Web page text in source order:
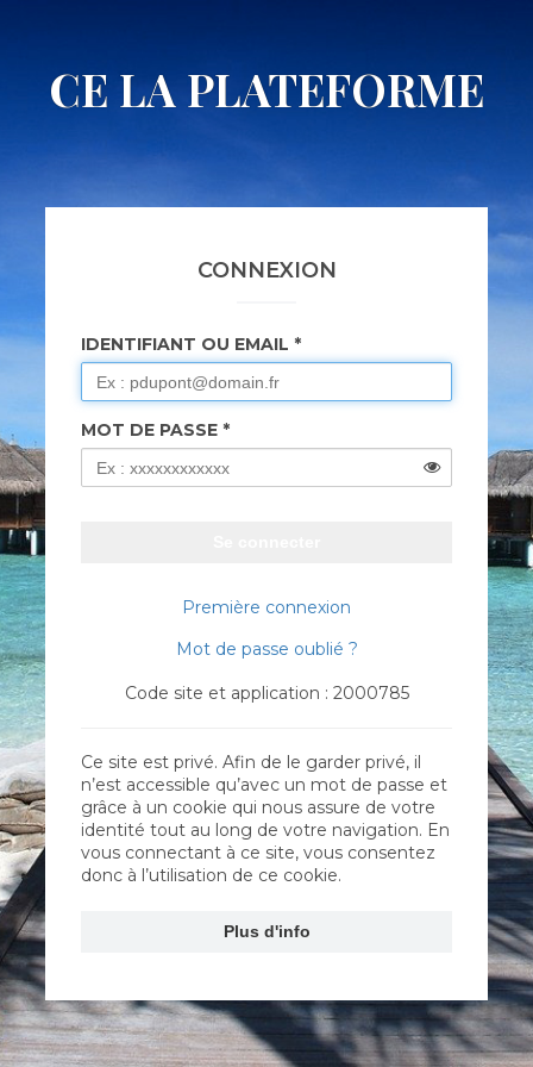
CE LA PLATEFORME
CONNEXION
IDENTIFIANT OU EMAIL
MOT DE PASSE
Première connexion
Mot de passe oublié ?
Code site et application : 2000785
Ce site est privé. Afin de le garder privé, il
n’est accessible qu’avec un mot de passe et
grâce à un cookie qui nous assure de votre
identité tout au long de votre navigation. En
vous connectant à ce site, vous consentez
donc à l’utilisation de ce cookie.
Plus d'info